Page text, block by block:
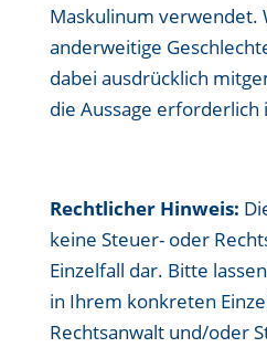
Maskulinum verwendet.
anderweitige
dabei ausdrücklich
die Aussage erforderlich
Rechtlicher Hinweis:
keine Steuer- oder
Einzelfall dar. Bitte
in Ihrem konkreten
Rechtsanwalt und/oder